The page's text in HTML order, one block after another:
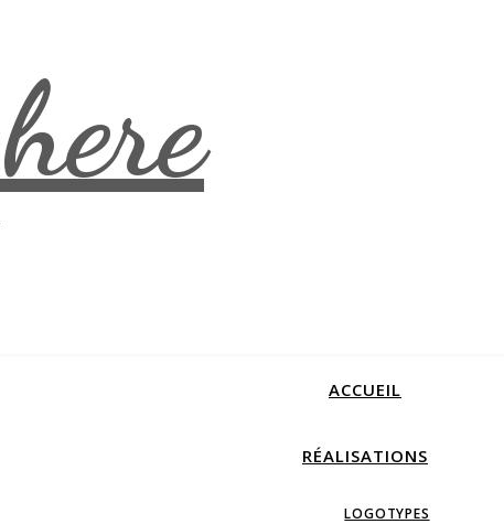
ACCUEIL
RÉALISATIONS
LOGOTYPES